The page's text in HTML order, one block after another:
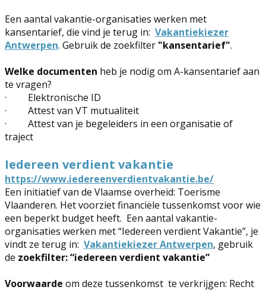
Een aantal vakantie-organisaties werken met
kansentarief, die vind je terug in: Vakantiekiezer
Antwerpen. Gebruik de zoekfilter "kansentarief".
Welke documenten heb je nodig om A-kansentarief aan
te vragen?
· Elektronische ID
· Attest van VT mutualiteit
· Attest van je begeleiders in een organisatie of
traject
Iedereen verdient vakantie
https://www.iedereenverdientvakantie.be/
Een initiatief van de Vlaamse overheid: Toerisme
Vlaanderen. Het voorziet financiële tussenkomst voor wie
een beperkt budget heeft. Een aantal vakantie-
organisaties werken met “Iedereen verdient Vakantie”, je
vindt ze terug in: Vakantiekiezer Antwerpen, gebruik
de zoekfilter: “iedereen verdient vakantie”
Voorwaarde om deze tussenkomst te verkrijgen: Recht